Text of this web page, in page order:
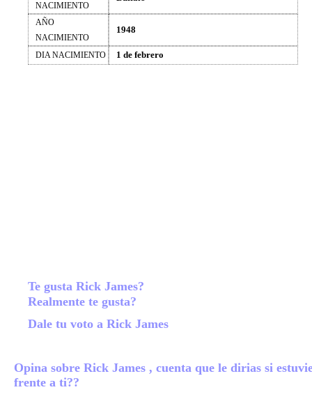
NACIMIENTO
AÑO
NACIMIENTO
1948
DIA NACIMIENTO 1 de febrero
Te gusta Rick James?
Realmente te gusta?
Dale tu voto a Rick James
Opina sobre Rick James , cuenta que le dirias si
frente a ti??